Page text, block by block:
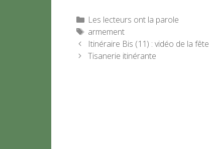
Catégories
Les lecteurs ont la parole
Étiquettes
armement
Itinéraire Bis (11) : vidéo de la fête
Tisanerie itinérante